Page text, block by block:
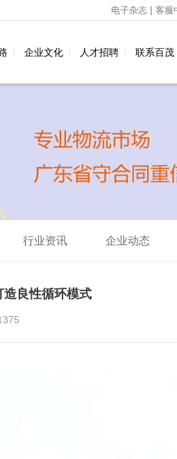
电子杂志 | 客服
企业文化 人才招聘 联系百茂
行业资讯 企业动态
造良性循环模式